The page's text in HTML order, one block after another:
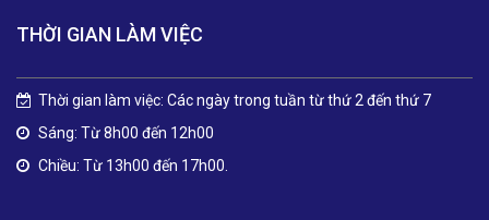
THỜI GIAN LÀM VIỆC
Thời gian làm việc: Các ngày trong tuần từ thứ 2 đến thứ 7
Sáng: Từ 8h00 đến 12h00
Chiều: Từ 13h00 đến 17h00.